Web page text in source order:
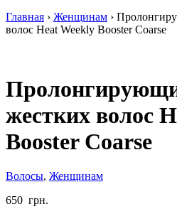
Главная › Женщинам ›
волос Heat Weekly Booster Coarse
жестких волос
Booster Coarse
Волосы, Женщинам
650 грн.